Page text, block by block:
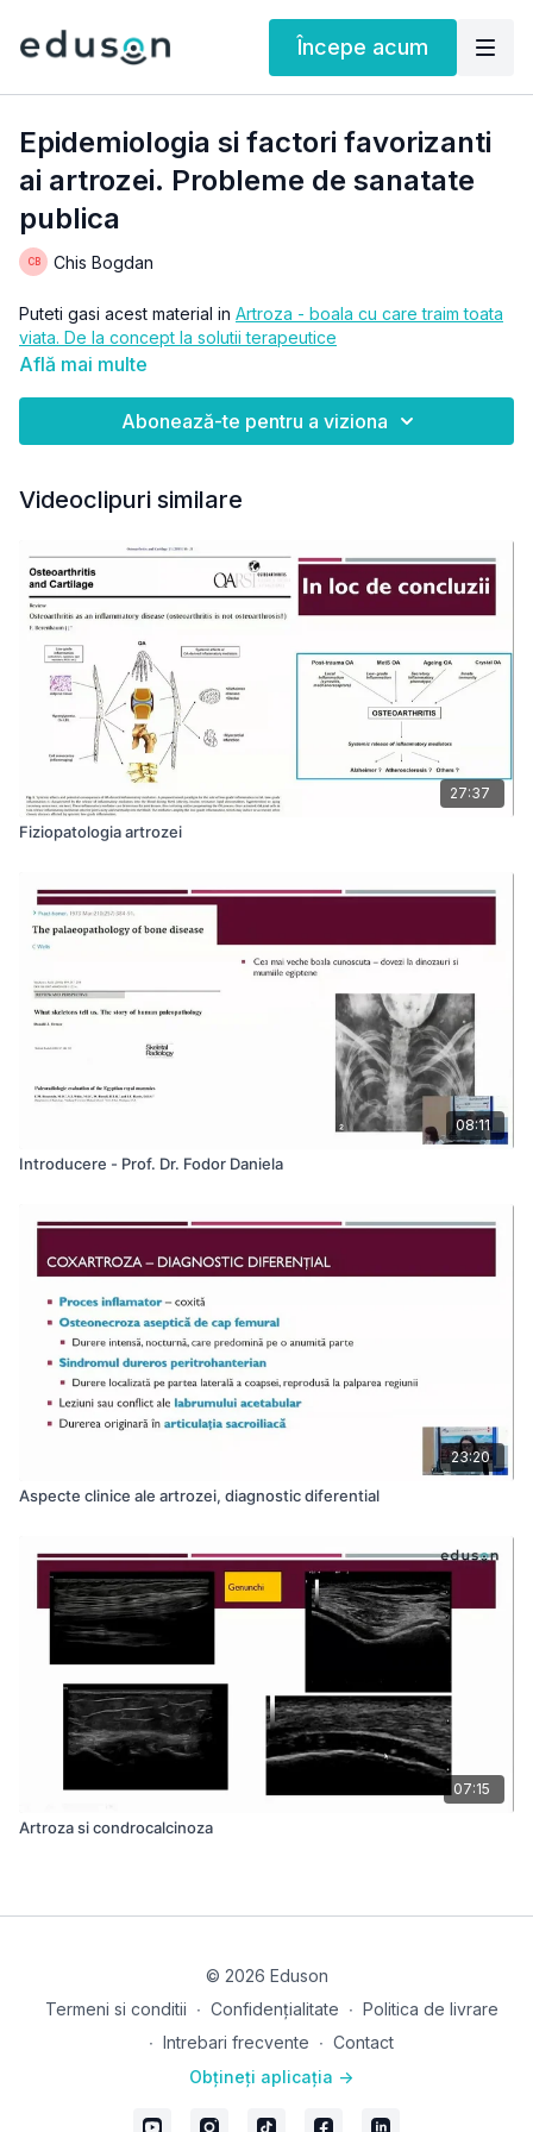
Începe acum
Epidemiologia si factori favorizanti
ai artrozei. Probleme de sanatate
publica
Chis Bogdan
Puteti gasi acest material in Artroza - boala cu care traim toata
viata. De la concept la solutii terapeutice
Află mai multe
Abonează-te pentru a viziona
Videoclipuri similare
27:37
Fiziopatologia artrozei
08:11
Introducere - Prof. Dr. Fodor Daniela
23:20
Aspecte clinice ale artrozei, diagnostic diferential
07:15
Artroza si condrocalcinoza
© 2026 Eduson
Termeni si conditii ∙ Confidențialitate ∙ Politica de livrare
∙ Intrebari frecvente ∙ Contact
Obțineți aplicația ->